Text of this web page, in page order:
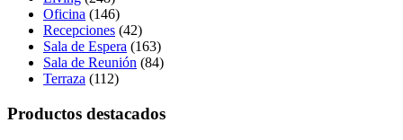
Oficina (146)
Recepciones (42)
Sala de Espera (163)
Sala de Reunión (84)
Terraza (112)
Productos destacados